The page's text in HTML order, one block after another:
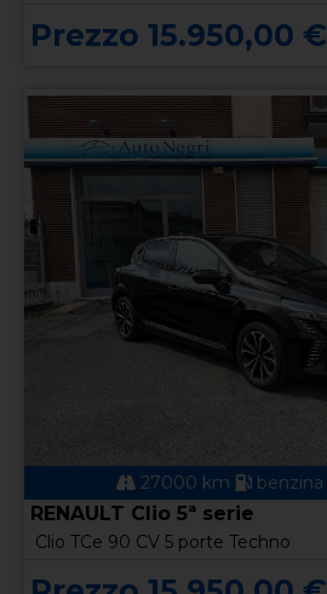
Prezzo 15.950,00 €
27000 km benzina
RENAULT Clio 5ª serie
Clio TCe 90 CV 5 porte Techno